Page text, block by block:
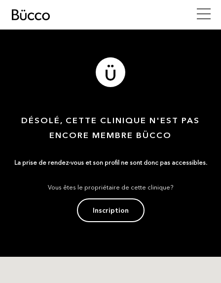
DÉSOLÉ, CETTE CLINIQUE N'EST PAS
ENCORE MEMBRE BÜCCO
La prise de rendez-vous et son profil ne sont donc pas accessibles.
Vous êtes le propriétaire de cette clinique?
Inscription